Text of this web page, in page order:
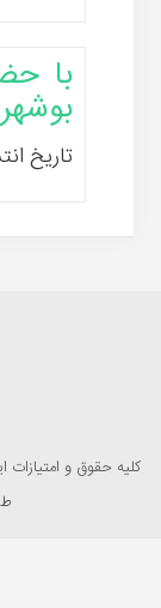
بوشهر
تاریخ انتشار: 29
کلیه حقوق و